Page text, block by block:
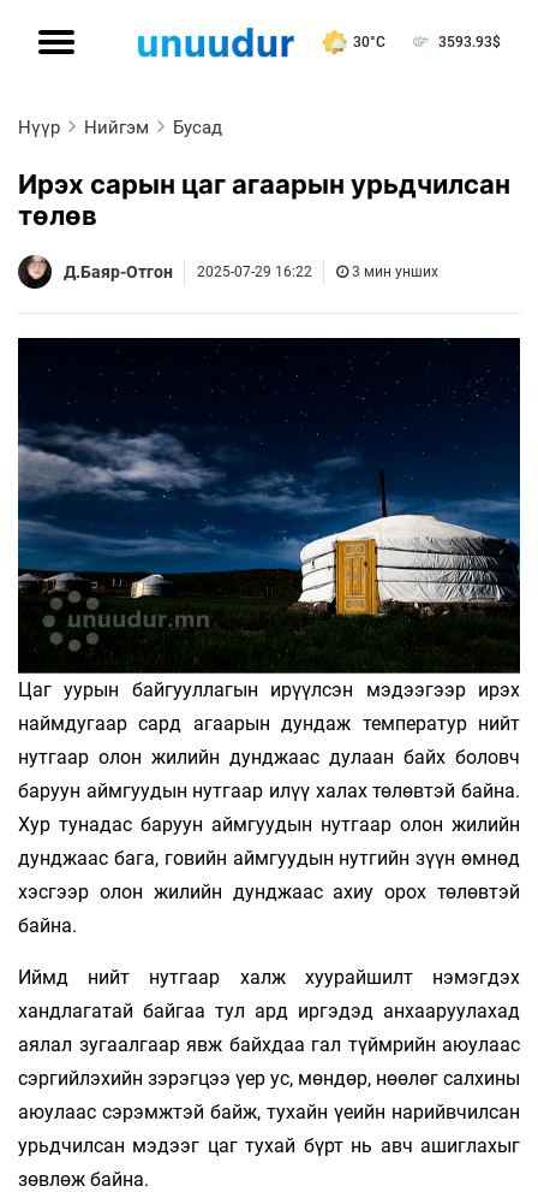
30°C 3593.93$
Нүүр Нийгэм Бусад
Ирэх сарын цаг агаарын урьдчилсан
төлөв
Д.Баяр-Отгон 2025-07-29 16:22 3 мин унших
Цаг уурын байгууллагын ирүүлсэн мэдээгээр ирэх
наймдугаар сард агаарын дундаж температур нийт
нутгаар олон жилийн дунджаас дулаан байх боловч
баруун аймгуудын нутгаар илүү халах төлөвтэй байна.
Хур тунадас баруун аймгуудын нутгаар олон жилийн
дунджаас бага, говийн аймгуудын нутгийн зүүн өмнөд
хэсгээр олон жилийн дунджаас ахиу орох төлөвтэй
байна.
Иймд нийт нутгаар халж хуурайшилт нэмэгдэх
хандлагатай байгаа тул ард иргэдэд анхааруулахад
аялал зугаалгаар явж байхдаа гал түймрийн аюулаас
сэргийлэхийн зэрэгцээ үер ус, мөндөр, нөөлөг салхины
аюулаас сэрэмжтэй байж, тухайн үеийн нарийвчилсан
урьдчилсан мэдээг цаг тухай бүрт нь авч ашиглахыг
зөвлөж байна.